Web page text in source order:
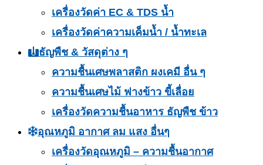
เครื่องวัดค่า EC & TDS น้ำ
เครื่องวัดค่าความเค็มน้ำ / น้ำทะเล
ธัญพืช & วัสดุต่าง ๆ
ความชื้นเศษพลาสติก ผงเคมี อื่น ๆ
ความชื้นเศษไม้ ฟางข้าว ขี้เลื่อย
เครื่องวัดความชื้นอาหาร ธัญพืช ข้าว
อุณหภูมิ อากาศ ลม แสง อื่นๆ
เครื่องวัดอุณหภูมิ – ความชื้นอากาศ